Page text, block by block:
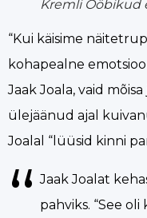
Kremli Ööbikud
“Kui käisime
kohapealne
Jaak Joala, vaid
ülejäänud ajal
Joalal “lüüsid kinni
Jaak Joalat
pahviks. “See